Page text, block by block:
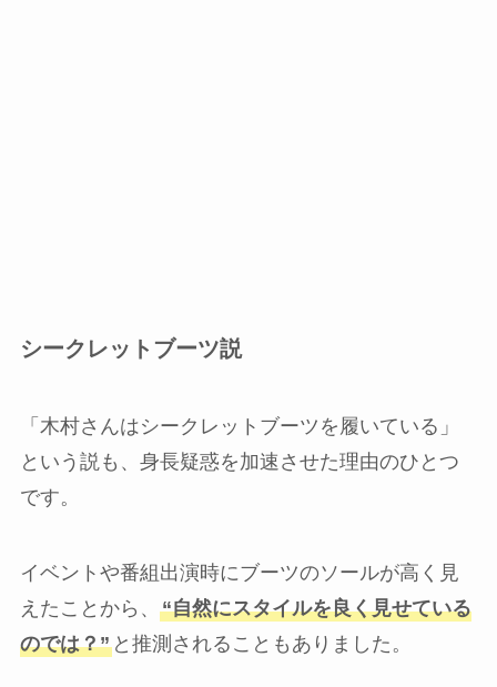
シークレットブーツ説
「木村さんはシークレットブーツを履いている」
という説も、身長疑惑を加速させた理由のひとつ
です。
イベントや番組出演時にブーツのソールが高く見
えたことから、 “自然にスタイルを良く見せている
のでは？”と推測されることもありました。